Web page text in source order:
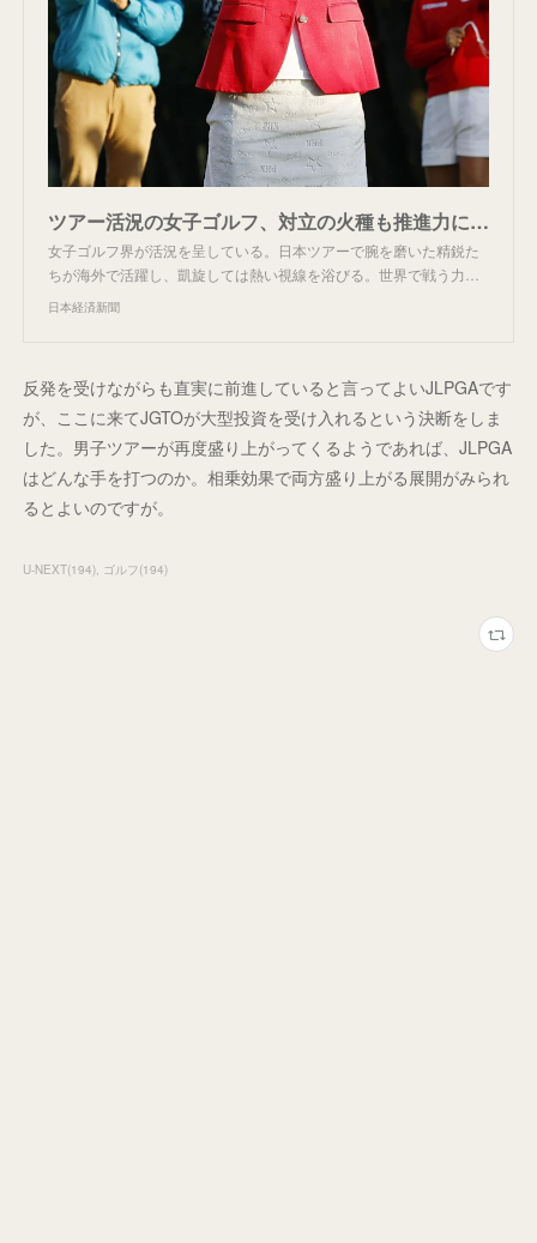
ツアー活況の女子ゴルフ、対立の火種も推進力に 史上最高の賞金額 - 日本経済新聞
女子ゴルフ界が活況を呈している。日本ツアーで腕を磨いた精鋭た
ちが海外で活躍し、凱旋しては熱い視線を浴びる。世界で戦う力…
日本経済新聞
反発を受けながらも直実に前進していると言ってよいJLPGAです
が、ここに来てJGTOが大型投資を受け入れるという決断をしま
した。男子ツアーが再度盛り上がってくるようであれば、JLPGA
はどんな手を打つのか。相乗効果で両方盛り上がる展開がみられ
るとよいのですが。
U-NEXT(194) ゴルフ(194)